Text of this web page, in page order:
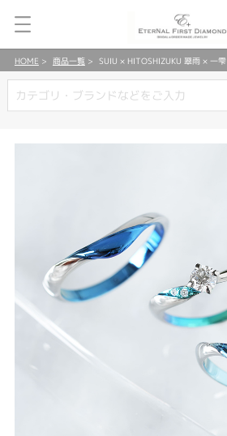
HOME 商品一覧 SUIU × HITOSHIZUKU 翠雨 × 一雫